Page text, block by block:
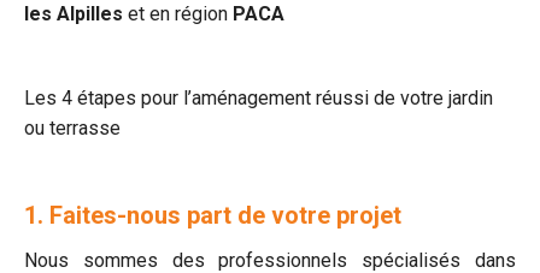
les Alpilles et en région PACA
Les 4 étapes pour l’aménagement réussi de votre jardin
ou terrasse
1. Faites-nous part de votre projet
Nous sommes des professionnels spécialisés dans